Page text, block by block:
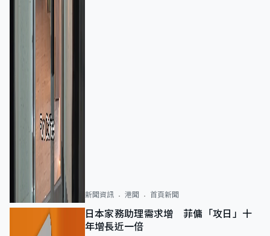
新聞資訊 港聞 首頁新聞
日本家務助理需求增 菲傭「攻日」十
年增長近一倍